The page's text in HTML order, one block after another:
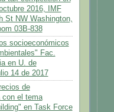
2016, IMF
St NW Washington,
03B-838
socioeconómicos
Fac.
en U. de
14 de 2017
de
con el tema
en Task Force